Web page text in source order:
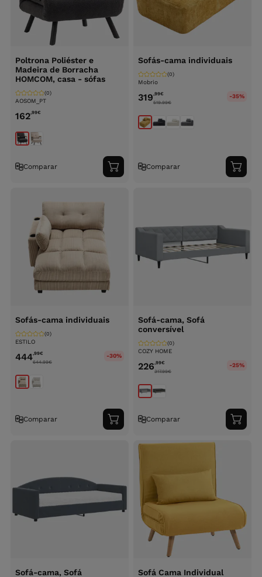
Poltrona Poliéster e
Madeira de Borracha
HOMCOM, casa - sófas
AOSOM_PT
(0)
162,99€
Comparar
Adicionar
ao
Sofás-cama individuais
Mobrio
(0)
319,99€
519.99€
-35%
Comparar
ao
Sofás-cama individuais
ESTILO
(0)
444,99€
644.99€
-30%
Comparar
Adicionar
ao
carrinho
Sofá-cama, Sofá
conversível
COZY HOME
(0)
226,99€
317.99€
-25%
Comparar
ao
Sofá-cama, Sofá
Sofá Cama Individual